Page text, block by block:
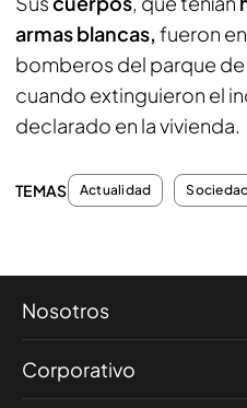
armas blancas,fueron
bomberos del parque
cuando extinguieron el
declarado en la vivienda.
TEMAS Actualidad
Nosotros
Corporativo